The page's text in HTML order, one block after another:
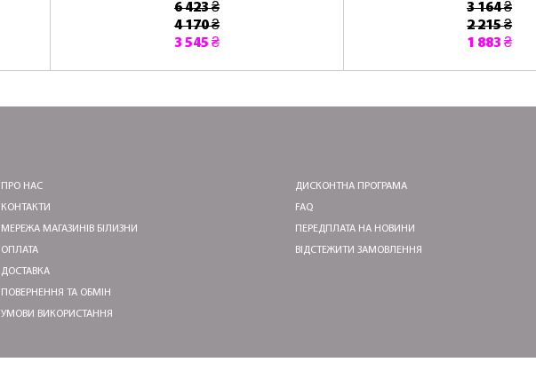
6 423 ₴
4 170 ₴
3 545 ₴
3 164 ₴
2 215 ₴
1 883 ₴
ПРО НАС
КОНТАКТИ
МЕРЕЖА МАГАЗИНІВ БІЛИЗНИ
ОПЛАТА
ДОСТАВКА
ПОВЕРНЕННЯ ТА ОБМІН
УМОВИ ВИКОРИСТАННЯ
ДИСКОНТНА ПРОГРАМА
FAQ
ПЕРЕДПЛАТА НА НОВИНИ
ВІДСТЕЖИТИ ЗАМОВЛЕННЯ